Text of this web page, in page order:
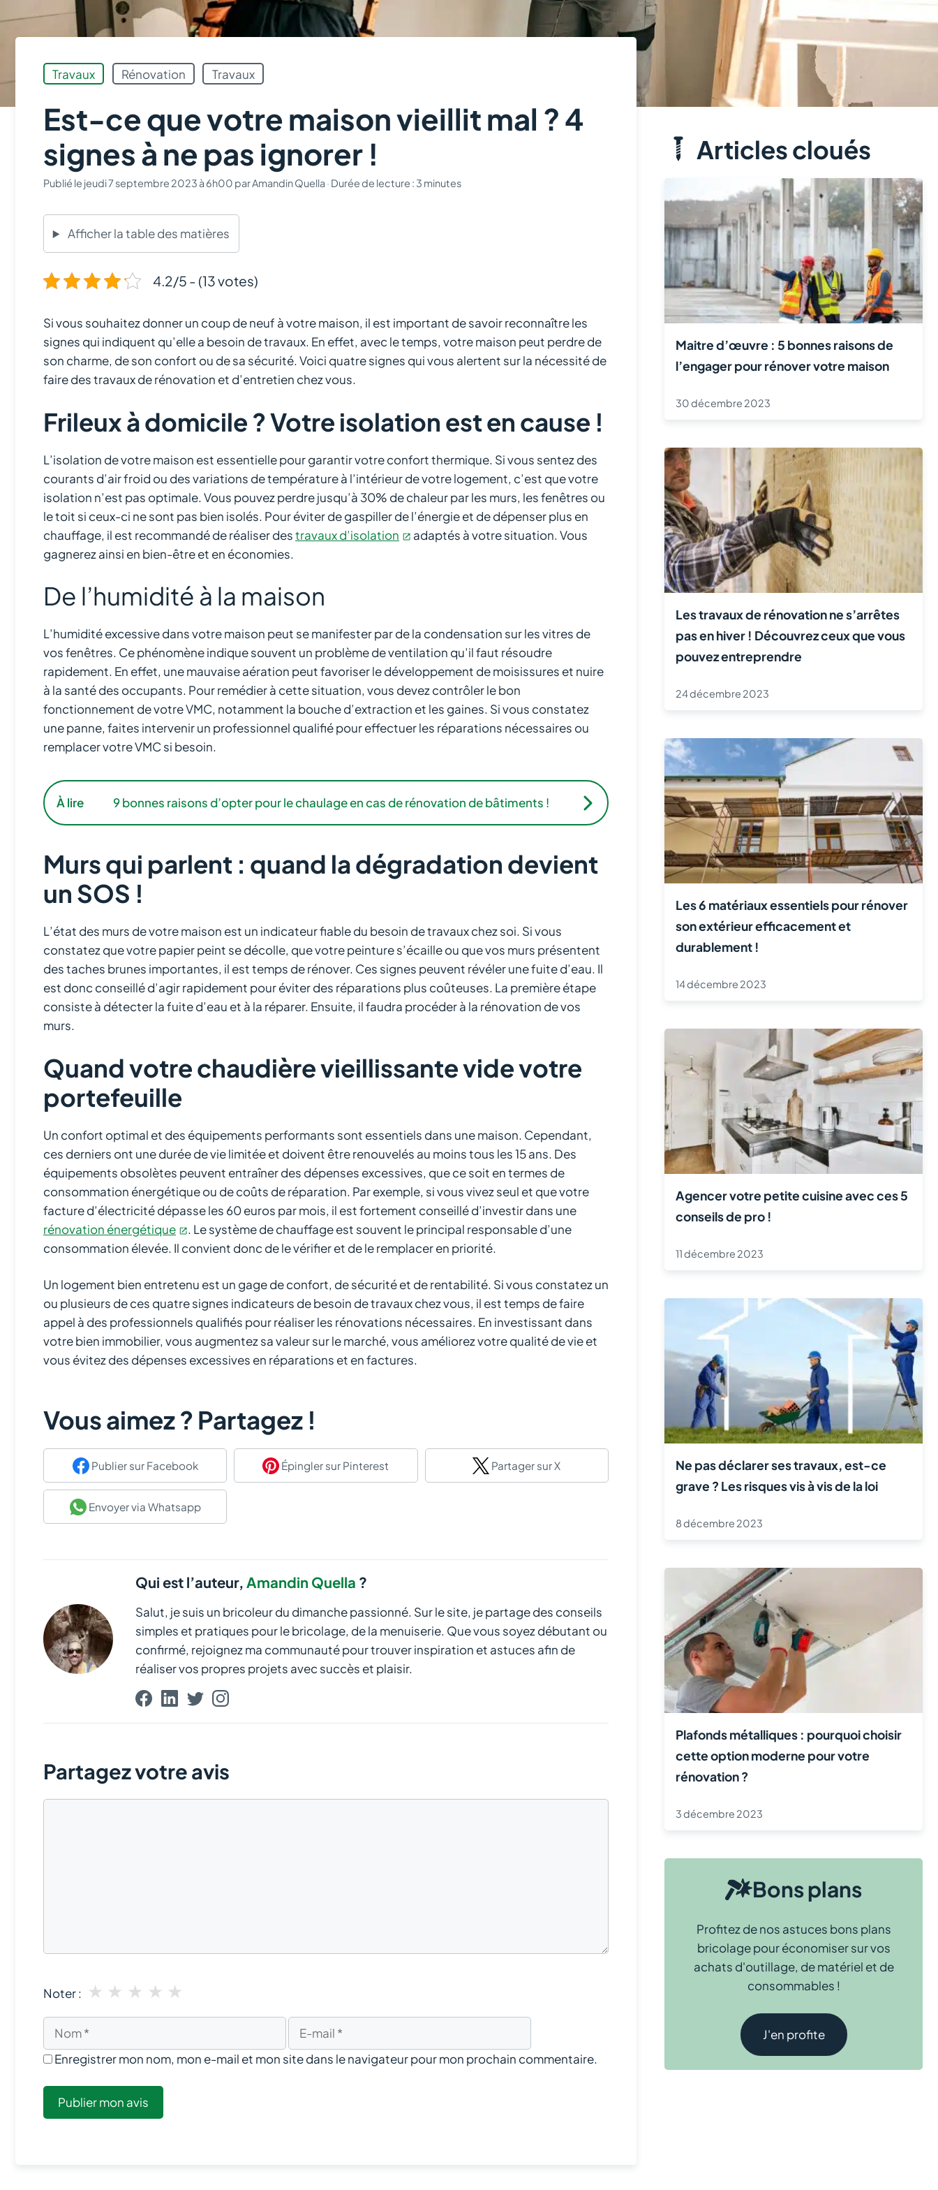
Travaux Rénovation Travaux
Est-ce que votre maison vieillit mal ? 4
signes à ne pas ignorer !
Publié le jeudi 7 septembre 2023 à 6h00 parAmandin Quella· Durée de lecture : 3 minutes
Afficher la table des matières
4.2/5 - (13 votes)
Si vous souhaitez donner un coup de neuf à votre maison, il est important de savoir reconnaître les
signes qui indiquent qu’elle a besoin de travaux. En effet, avec le temps, votre maison peut perdre de
son charme, de son confort ou de sa sécurité. Voici quatre signes qui vous alertent sur la nécessité de
faire des travaux de rénovation et d’entretien chez vous.
Frileux à domicile ? Votre isolation est en cause !
L’isolation de votre maison est essentielle pour garantir votre confort thermique. Si vous sentez des
courants d’air froid ou des variations de température à l’intérieur de votre logement, c’est que votre
isolation n’est pas optimale. Vous pouvez perdre jusqu’à 30% de chaleur par les murs, les fenêtres ou
le toit si ceux-ci ne sont pas bien isolés. Pour éviter de gaspiller de l’énergie et de dépenser plus en
chauffage, il est recommandé de réaliser destravaux d’isolation
adaptés à votre situation. Vous
gagnerez ainsi en bien-être et en économies.
De l’humidité à la maison
L’humidité excessive dans votre maison peut se manifester par de la condensation sur les vitres de
vos fenêtres. Ce phénomène indique souvent un problème de ventilation qu’il faut résoudre
rapidement. En effet, une mauvaise aération peut favoriser le développement de moisissures et nuire
à la santé des occupants. Pour remédier à cette situation, vous devez contrôler le bon
fonctionnement de votre VMC, notamment la bouche d’extraction et les gaines. Si vous constatez
une panne, faites intervenir un professionnel qualifié pour effectuer les réparations nécessaires ou
remplacer votre VMC si besoin.
À lire 9 bonnes raisons d’opter pour le chaulage en cas de rénovation de bâtiments !
Murs qui parlent : quand la dégradation devient
un SOS !
L’état des murs de votre maison est un indicateur fiable du besoin de travaux chez soi. Si vous
constatez que votre papier peint se décolle, que votre peinture s’écaille ou que vos murs présentent
des taches brunes importantes, il est temps de rénover. Ces signes peuvent révéler une fuite d’eau. Il
est donc conseillé d’agir rapidement pour éviter des réparations plus coûteuses. La première étape
consiste à détecter la fuite d’eau et à la réparer. Ensuite, il faudra procéder à la rénovation de vos
murs.
Quand votre chaudière vieillissante vide votre
portefeuille
Un confort optimal et des équipements performants sont essentiels dans une maison. Cependant,
ces derniers ont une durée de vie limitée et doivent être renouvelés au moins tous les 15 ans. Des
équipements obsolètes peuvent entraîner des dépenses excessives, que ce soit en termes de
consommation énergétique ou de coûts de réparation. Par exemple, si vous vivez seul et que votre
facture d’électricité dépasse les 60 euros par mois, il est fortement conseillé d’investir dans une
rénovation énergétique
. Le système de chauffage est souvent le principal responsable d’une
consommation élevée. Il convient donc de le vérifier et de le remplacer en priorité.
Un logement bien entretenu est un gage de confort, de sécurité et de rentabilité. Si vous constatez un
ou plusieurs de ces quatre signes indicateurs de besoin de travaux chez vous, il est temps de faire
appel à des professionnels qualifiés pour réaliser les rénovations nécessaires. En investissant dans
votre bien immobilier, vous augmentez sa valeur sur le marché, vous améliorez votre qualité de vie et
vous évitez des dépenses excessives en réparations et en factures.
Vous aimez ? Partagez !
Publiersur Facebook Épingler sur Pinterest Partager sur X
Envoyervia Whatsapp
Qui est l’auteur,Amandin Quella ?
Salut, je suis un bricoleur du dimanche passionné. Sur le site, je partage des conseils
simples et pratiques pour le bricolage, de la menuiserie. Que vous soyez débutant ou
confirmé, rejoignez ma communauté pour trouver inspiration et astuces afin de
réaliser vos propres projets avec succès et plaisir.
Partagez votre avis
Noter : ★
★
★
★
★
Nom
mail
Enregistrer mon nom, mon e-mail et mon site dans le navigateur pour mon prochain commentaire.
Articles cloués
Maitre d’œuvre : 5 bonnes raisons de
l’engager pour rénover votre maison
30 décembre 2023
Les travaux de rénovation ne s’arrêtes
pas en hiver ! Découvrez ceux que vous
pouvez entreprendre
24 décembre 2023
Les 6 matériaux essentiels pour rénover
son extérieur efficacement et
durablement !
14 décembre 2023
Agencer votre petite cuisine avec ces 5
conseils de pro !
11 décembre 2023
Ne pas déclarer ses travaux, est-ce
grave ? Les risques vis à vis de la loi
8 décembre 2023
Plafonds métalliques : pourquoi choisir
cette option moderne pour votre
rénovation ?
3 décembre 2023
Bons plans
Profitez de nos astuces bons plans
bricolage pour économiser sur vos
achats d'outillage, de matériel et de
consommables !
J'en profite